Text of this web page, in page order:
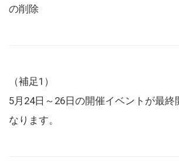
の削除
（補足1）
5月24日～26日の開催イベントが最終
なります。